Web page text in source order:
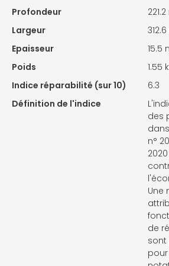
Profondeur
Largeur
Epaisseur
15.5
Poids
1.55
Indice réparabilité (sur 10)
6.3
Définition de l'indice
des
n°
Une
de
sont